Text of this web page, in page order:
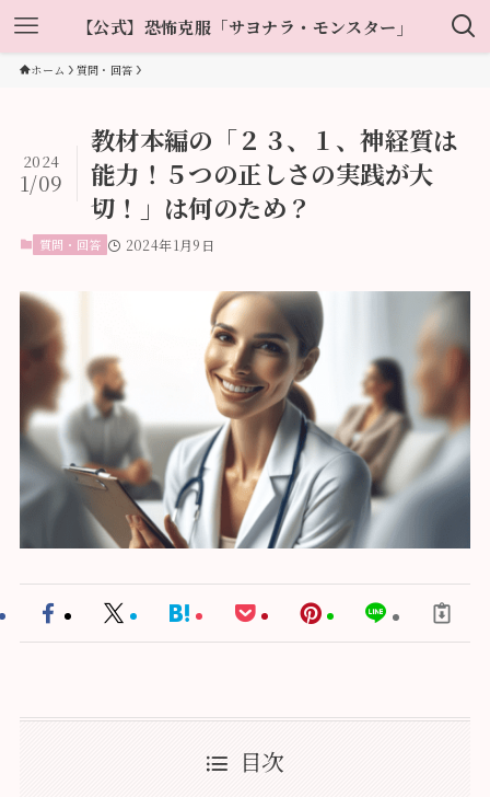
【公式】恐怖克服「サヨナラ・モンスター」
ホーム 質問・回答
教材本編の「２３、１、神経質は
能力！５つの正しさの実践が大
切！」は何のため？
2024
1/09
質問・回答 2024年1月9日
目次